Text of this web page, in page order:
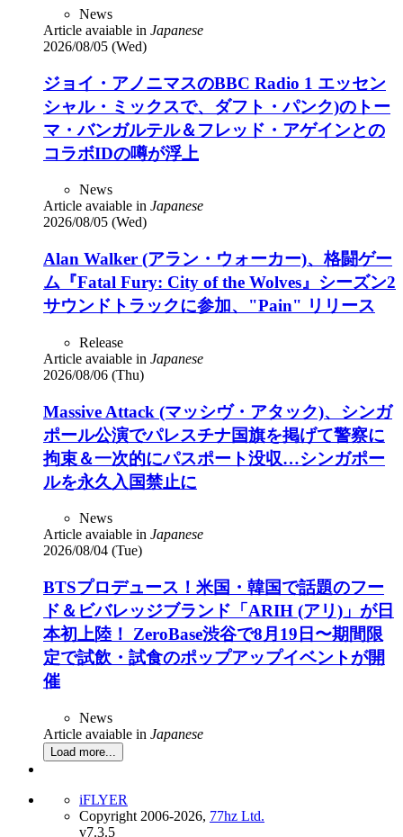
News
Article avaiable in Japanese
2026/08/05 (Wed)
ジョイ・アノニマスのBBC Radio 1 エッセン
シャル・ミックスで、ダフト・パンク)のトー
マ・バンガルテル＆フレッド・アゲインとの
コラボIDの噂が浮上
News
Article avaiable in Japanese
2026/08/05 (Wed)
Alan Walker (アラン・ウォーカー)、格闘ゲー
ム『Fatal Fury: City of the Wolves』シーズン2
サウンドトラックに参加、"Pain" リリース
Release
Article avaiable in Japanese
2026/08/06 (Thu)
Massive Attack (マッシヴ・アタック)、シンガ
ポール公演でパレスチナ国旗を掲げて警察に
拘束＆一次的にパスポート没収…シンガポー
ルを永久入国禁止に
News
Article avaiable in Japanese
2026/08/04 (Tue)
BTSプロデュース！米国・韓国で話題のフー
ド＆ビバレッジブランド「ARIH (アリ)」が日
本初上陸！ ZeroBase渋谷で8月19日〜期間限
定で試飲・試食のポップアップイベントが開
催
News
Article avaiable in Japanese
Load more...
iFLYER
Copyright 2006-2026, 77hz Ltd.
v7.3.5